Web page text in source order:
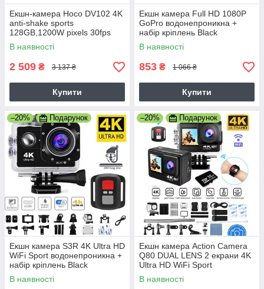
Екшн-камера Hoco DV102 4K
anti-shake sports
128GB,1200W pixels 30fps
В наявності
2 509 ₴ 3 137 ₴
Купити
Екшн камера Full HD 1080P
GoPro водонепроникна +
набір кріплень Black
В наявності
853 ₴ 1 066 ₴
Купити
–20% Подарунок
Екшн камера S3R 4K Ultra HD
WiFi Sport водонепроникна +
набір кріплень Black
В наявності
–20% Подарунок
Екшн камера Action Camera
Q80 DUAL LENS 2 екрани 4K
Ultra HD WiFi Sport
водонепроникна + набір
кріплень
В наявності